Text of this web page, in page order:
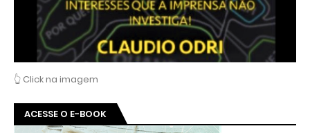
👆 Click na imagem
ACESSE O E-BOOK